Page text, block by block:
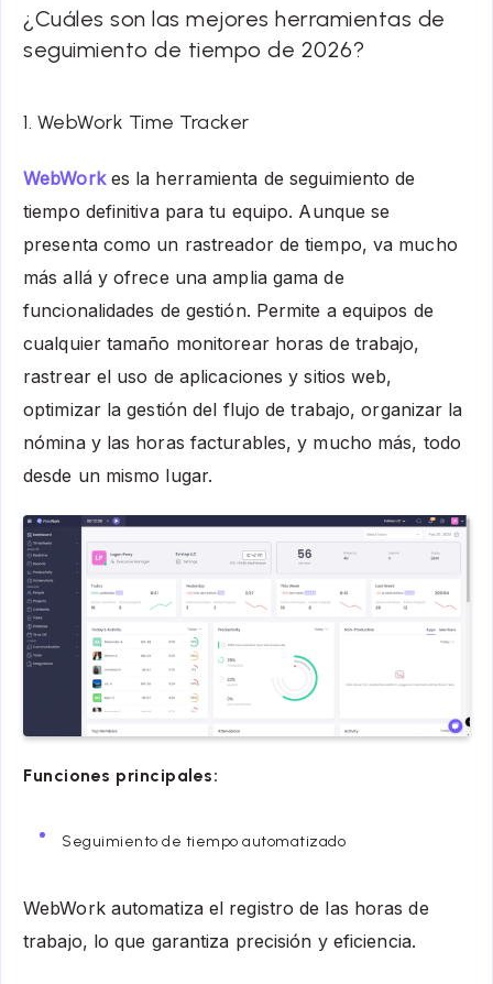
¿Cuáles son las mejores herramientas de
seguimiento de tiempo de 2026?
1. WebWork Time Tracker
WebWorkes la herramienta de seguimiento de
tiempo definitiva para tu equipo. Aunque se
presenta como un rastreador de tiempo, va mucho
más allá y ofrece una amplia gama de
funcionalidades de gestión. Permite a equipos de
cualquier tamaño monitorear horas de trabajo,
rastrear el uso de aplicaciones y sitios web,
optimizar la gestión del flujo de trabajo, organizar la
nómina y las horas facturables, y mucho más, todo
desde un mismo lugar.
Funciones principales:
Seguimiento de tiempo automatizado
WebWork automatiza el registro de las horas de
trabajo, lo que garantiza precisión y eficiencia.